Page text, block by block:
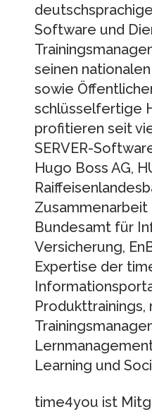
Software und
seinen
sowie
schlüsselfertige
profitieren seit
SERVER-
Hugo Boss AG,
Zusammenarbeit
Bundesamt für
Versicherung,
Expertise der
Learning und
time4you ist